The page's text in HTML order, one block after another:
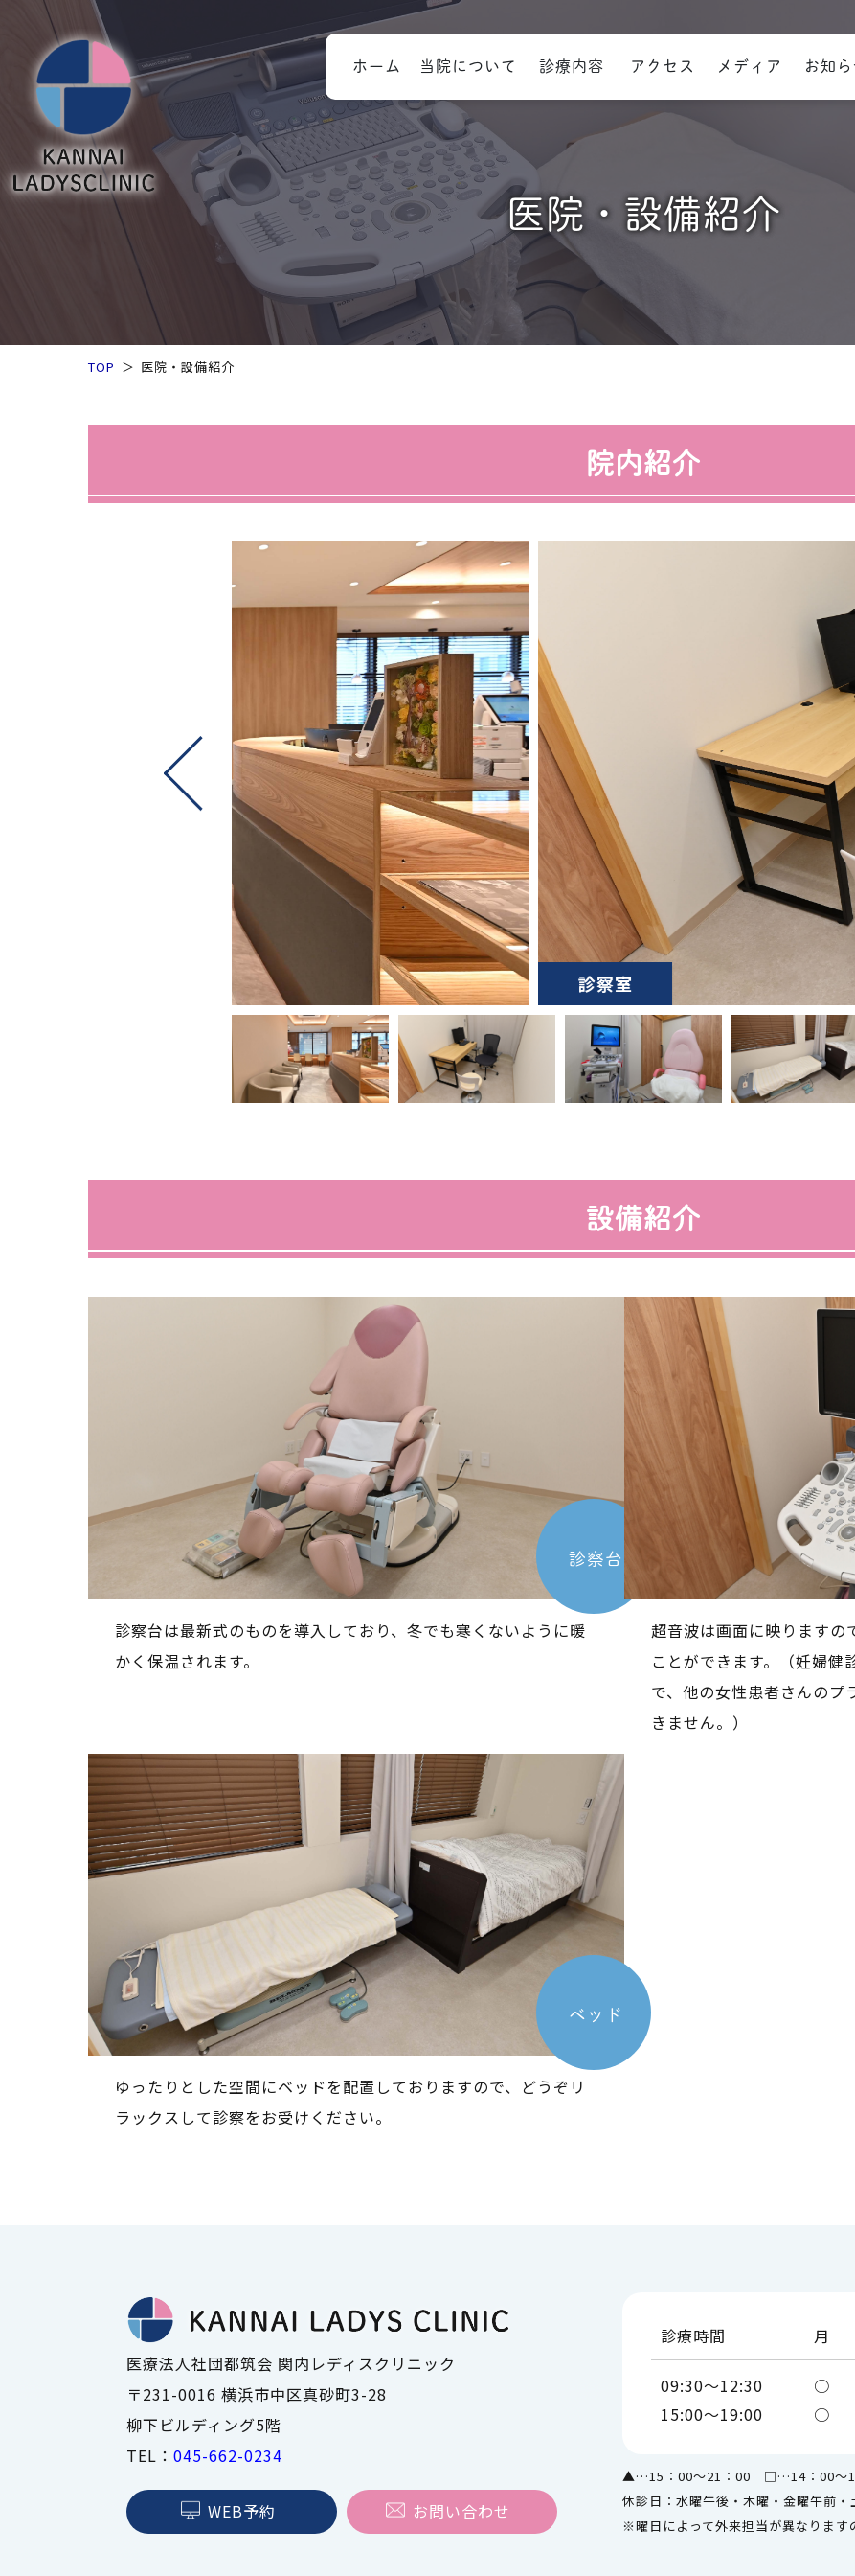
ホーム 当院について
院長のご挨拶・スタッフ紹介
来院後の流れ
料金一覧（アフターピルや低用量
ピルなどの費用目安）
医院・設備紹介
施設基準
診療内容
子宮がん検診の特徴と検診の流れ
骨粗しょう症（更年期障害に伴い起こる
内科的な症状）
スポーツ医学外来
健康診断
インフュージョン・ブティッ
来）について
医療脱毛（VIOでも痛みが少ない永久脱
毛）
COVID-19（コロナ感染）PCR
液検査について
月経移動 予防接種（ワクチン接種）
風疹ワクチン（概要・重要性）
アクセス メディア お知
個人情報保護方針
ピル（副作用・飲み方・処方・避妊
率）
月経困難症
こる内科的な症状）
健康診断
インフュージョン・ブティック（点
滴外来）について
人工
費用・
医療脱毛（VIOでも痛みが少ない永久
COVID-19（コロナ感染）PCR検査・
唾液検査について
アフ
段・注
予防接種（ワクチン接種）
子宮頸
応）
風疹ワクチン（概要・重要性）
HPV（ヒトパピローマウイルス）ワ
クチンシルガード®9注射を接種され
る方、接種を希望される方へ
プラ
価格）
婦人科のオンライン診療（自宅やオ
フィスで手軽に診療）
痛みの少ないダイエット注射（GLP-
1作動薬）
思い出レジン
医院・設備紹介
TOP 医院・設備紹介
院内紹介
診察室
設備紹介
診察台
診察台は最新式のものを導入しており、冬でも寒くないように暖
かく保温されます。
超音波は画面に映りますの
ことができます。（妊婦健
で、他の女性患者さんのプ
きません。）
ベッド
ゆったりとした空間にベッドを配置しておりますので、どうぞリ
ラックスして診察をお受けください。
医療法人社団都筑会 関内レディスクリニック
〒231-0016 横浜市中区真砂町3-28
柳下ビルディング5階
TEL： 045-662-0234
WEB予約 お問い合わせ
診療時間 月
09:30～12:30 ○
15:00～19:00
○
▲…15：00～21：00 □…14：00～
休診日：水曜午後・木曜・金曜午前
※曜日によって外来担当が異なります